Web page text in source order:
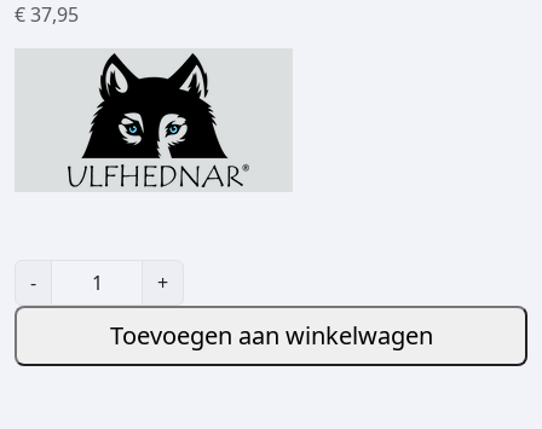
€37,95
-
l
h
+
Toevoegen aan winkelwagen